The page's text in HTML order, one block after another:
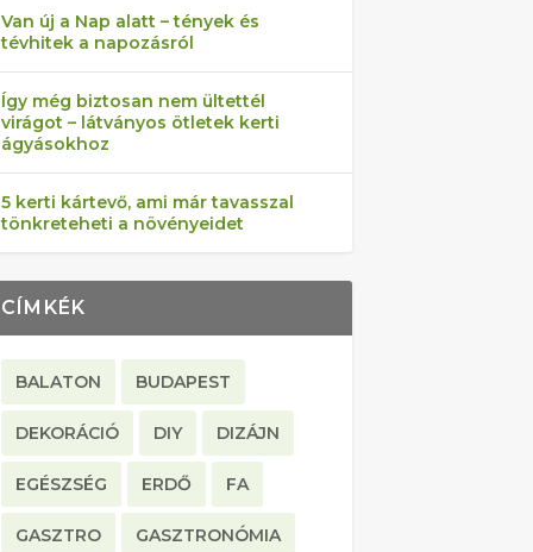
Van új a Nap alatt – tények és
tévhitek a napozásról
Így még biztosan nem ültettél
virágot – látványos ötletek kerti
ágyásokhoz
5 kerti kártevő, ami már tavasszal
tönkreteheti a növényeidet
CÍMKÉK
BALATON BUDAPEST
DEKORÁCIÓ DIY DIZÁJN
EGÉSZSÉG ERDŐ FA
GASZTRO GASZTRONÓMIA